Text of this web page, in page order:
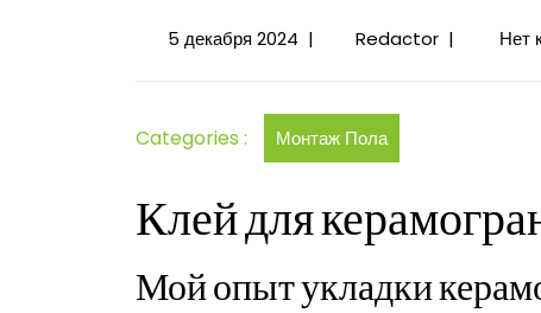
5 декабря 20245
2024
| RedactorМой
укладки
| Нет
Categories : Монтаж Пола
Клей для
Мой опыт укладки